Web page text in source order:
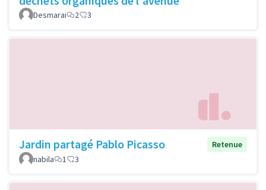
Desmarai 2 3
Jardin partagé Pablo Picasso
Retenue
nabila
1 3